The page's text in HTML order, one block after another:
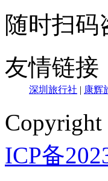
随时扫码
友情链接
深圳旅行社 | 康辉
ICP备